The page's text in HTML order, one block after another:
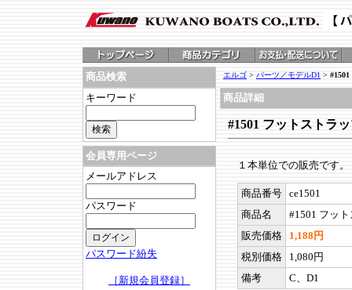
商品検索
キーワード
会員専用ページ
メールアドレス
パスワード
パスワード紛失
［新規会員登録］
エルゴ > パーツ／モデルD1 >
商品詳細
#1501 フットストラ
１本単位での販売です
商品番号 ce1501
商品名
#1501 フッ
販売価格
1,188円
税別価格
1,080円
備考
C、D1